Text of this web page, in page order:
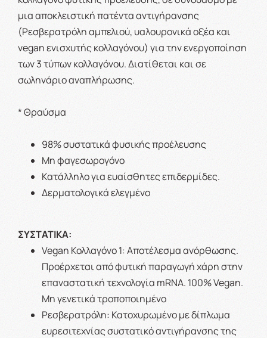
μια αποκλειστική πατέντα αντιγήρανσης
(Ρεσβερατρόλη αμπελιού, υαλουρονικά οξέα και
vegan ενισχυτής κολλαγόνου) για την ενεργοποίηση
των 3 τύπων κολλαγόνου. Διατίθεται και σε
σωληνάριο αναπλήρωσης.
* Θραύσμα
98% συστατικά φυσικής προέλευσης
Μη φαγεσωρογόνο
Κατάλληλο για ευαίσθητες επιδερμίδες.
Δερματολογικά ελεγμένο
ΣΥΣΤΑΤΙΚΑ:
Vegan Κολλαγόνο 1: Aποτέλεσμα ανόρθωσης.
Προέρχεται από φυτική παραγωγή χάρη στην
επαναστατική τεχνολογία mRNA. 100% Vegan.
Μη γενετικά τροποποιημένο
Ρεσβερατρόλη: Κατοχυρωμένο με δίπλωμα
ευρεσιτεχνίας συστατικό αντιγήρανσης της